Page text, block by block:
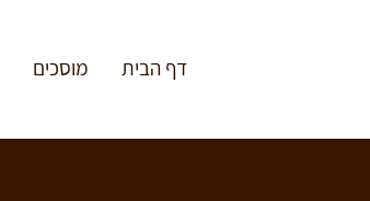
דף הבית מוסכים